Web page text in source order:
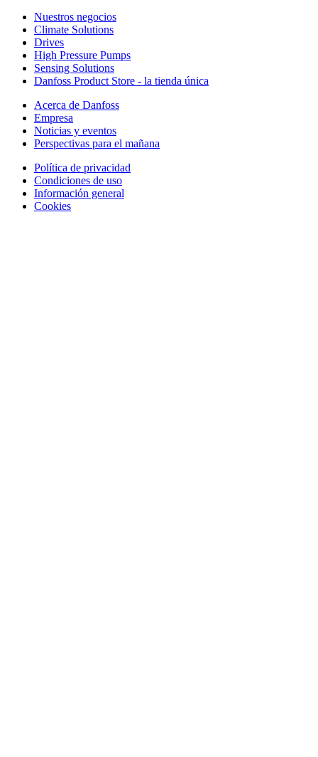
Nuestros negocios
Climate Solutions
Drives
High Pressure Pumps
Sensing Solutions
Danfoss Product Store - la tienda única
Acerca de Danfoss
Empresa
Noticias y eventos
Perspectivas para el mañana
Política de privacidad
Condiciones de uso
Información general
Cookies